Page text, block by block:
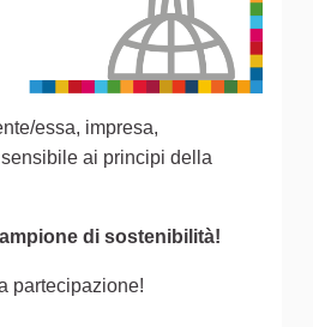
essa, impresa,
ai principi della
di sostenibilità!
partecipazione!